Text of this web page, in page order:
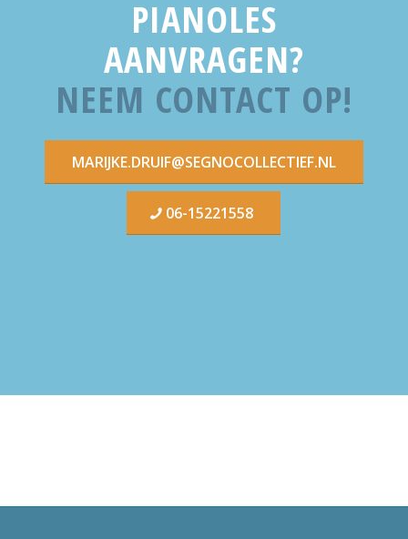
PIANOLES
AANVRAGEN?
NEEM CONTACT OP!
MARIJKE.DRUIF@SEGNOCOLLECTIEF.NL
06-15221558